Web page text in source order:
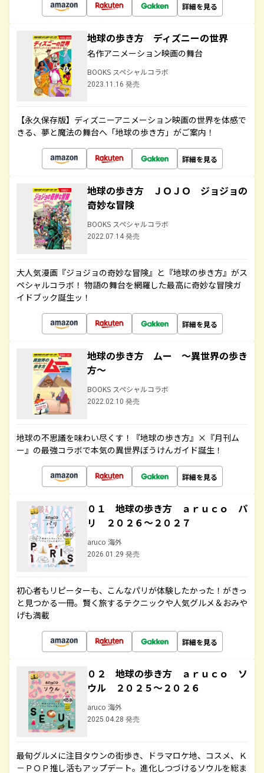
詳細を見る
地球の歩き方 ディズニーの世界
名作アニメーション映画の舞台
BOOKS スペシャルコラボ
2023.11.16 発売
【永久保存版】ディズニーアニメーション映画の世界を体感で
きる、夢と魔法の舞台へ「地球の歩き方」がご案内！
詳細を見る
地球の歩き方 ＪＯＪＯ ジョジョの
奇妙な冒険
BOOKS スペシャルコラボ
2022.07.14 発売
大人気漫画『ジョジョの奇妙な冒険』と『地球の歩き方』がス
ペシャルコラボ！ 物語の舞台を網羅した最高に奇妙な冒険ガ
イドブック誕生ッ！
詳細を見る
地球の歩き方 ムー ～異世界の歩き
方～
BOOKS スペシャルコラボ
2022.02.10 発売
地球の不思議を味わい尽くす！『地球の歩き方』×『月刊ム
ー』の最強コラボで本気の異世界ぼうけんガイド誕生！
詳細を見る
０１ 地球の歩き方 ａｒｕｃｏ パ
リ ２０２６～２０２７
aruco 海外
2026.01.29 発売
初心者もリピーターも、こんなパリが体験したかった！がきっ
と見つかる一冊。賢く旅するテクニックや人気グルメ＆おみや
げも満載
詳細を見る
０２ 地球の歩き方 ａｒｕｃｏ ソ
ウル ２０２５～２０２６
aruco 海外
2025.04.28 発売
最旬グルメに注目タウンの街歩き、ドラマロケ地、コスメ、Ｋ
－ＰＯＰ推し活もアップデート。進化しつづけるソウルを総ま